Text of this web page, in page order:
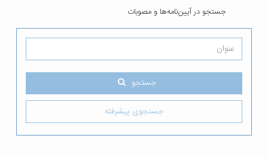
جستجو در آیین‌نامه‌ها و مصوبات
جستجو
جستجوی پیشرفته